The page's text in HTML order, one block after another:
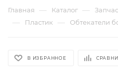
Главная — Каталог —
— Пластик — Обтекатели
В ИЗБРАННОЕ